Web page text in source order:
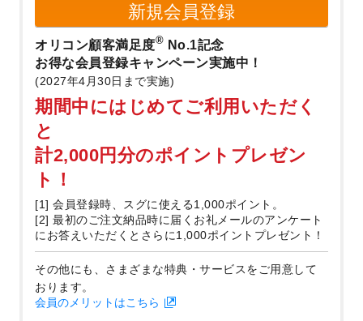
新規会員登録
オリコン顧客満足度® No.1記念
お得な会員登録キャンペーン実施中！
(2027年4月30日まで実施)
期間中にはじめてご利用いただく
と
計2,000円分のポイントプレゼン
ト！
[1] 会員登録時、スグに使える1,000ポイント。
[2] 最初のご注文納品時に届くお礼メールのアンケート
にお答えいただくとさらに1,000ポイントプレゼント！
その他にも、さまざまな特典・サービスをご用意して
おります。
会員のメリットはこちら